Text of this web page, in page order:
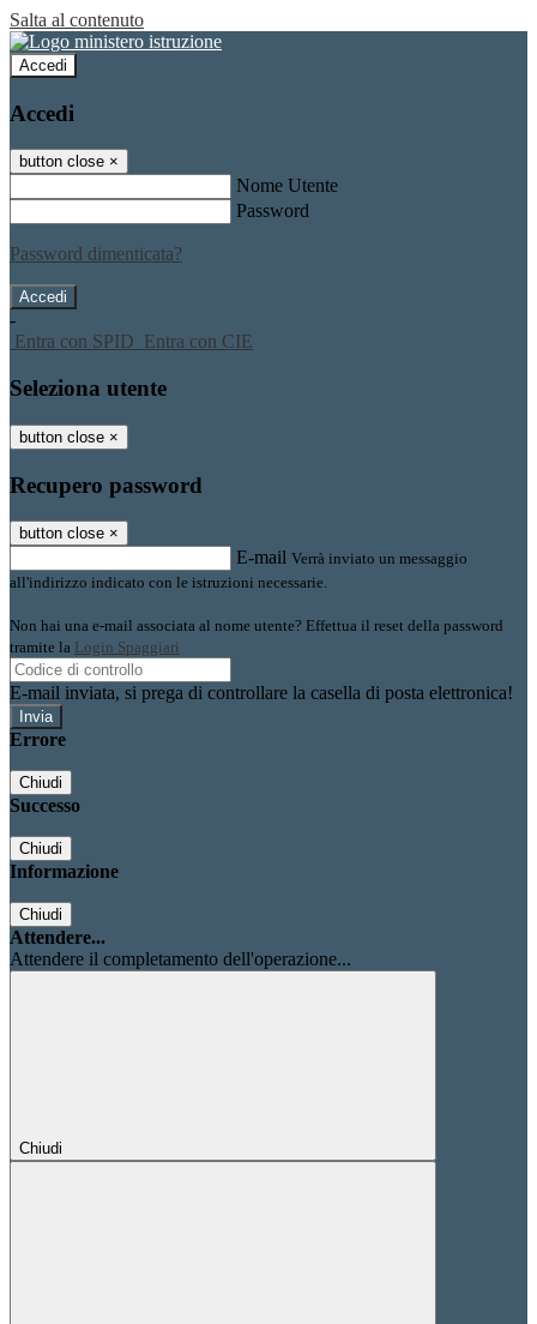
Salta al contenuto
Accedi
Accedi
button close ×
Nome Utente
Password
Password dimenticata?
-
Entra con SPID Entra con CIE
Seleziona utente
button close ×
Recupero password
button close ×
E-mail Verrà inviato un messaggio
all'indirizzo indicato con le istruzioni necessarie.
Non hai una e-mail associata al nome utente? Effettua il reset della password
tramite la Login Spaggiari
E-mail inviata, si prega di controllare la casella di posta elettronica!
Errore
Chiudi
Successo
Chiudi
Informazione
Chiudi
Attendere...
Attendere il completamento dell'operazione...
Chiudi